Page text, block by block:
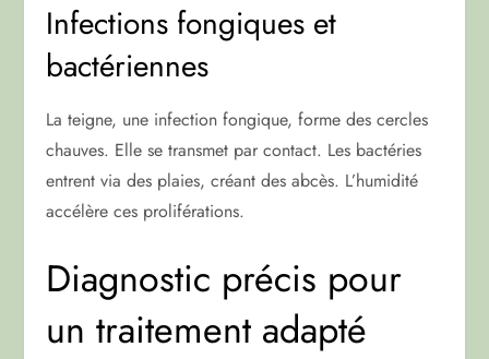
Infections fongiques et
bactériennes
La teigne, une infection fongique, forme des cercles
chauves. Elle se transmet par contact. Les bactéries
entrent via des plaies, créant des abcès. L’humidité
accélère ces proliférations.
Diagnostic précis pour
un traitement adapté